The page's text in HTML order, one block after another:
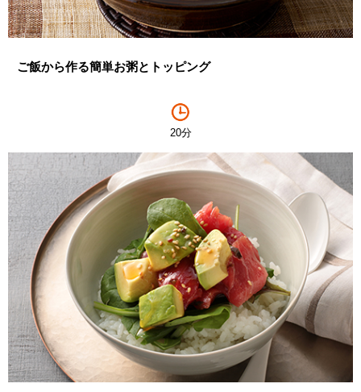
ご飯から作る簡単お粥とトッピング
20分